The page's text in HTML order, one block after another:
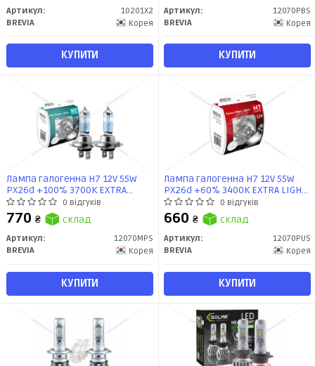
Артикул:
10201X2
BREVIA
Корея
КУПИТИ
Артикул:
12070PBS
BREVIA
Корея
КУПИТИ
Лампа галогенна H7 12V 55W
PX26d +100% 3700K EXTRA
LIGHT (к-т 2шт) Brevia
0 відгуків
770 ₴ склад
Артикул:
12070MPS
BREVIA
Корея
КУПИТИ
Лампа галогенна H7 12V 55W
PX26d +60% 3400K EXTRA LIGHT
(к-т 2шт) Brevia0 відгуків
660 ₴ склад
Артикул:
12070PUS
BREVIA
Корея
КУПИТИ